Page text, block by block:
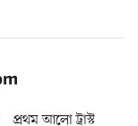
প্রথম আলো ট্রাস্ট